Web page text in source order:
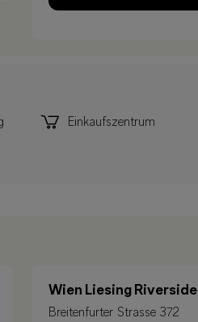
Einkaufszentrum
Wien Liesing Riverside
Breitenfurter Strasse 372